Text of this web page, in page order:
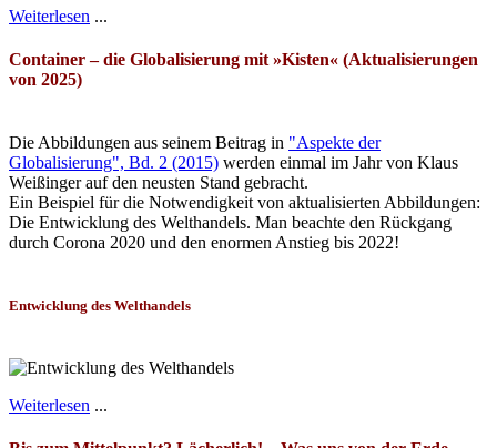
Weiterlesen ...
Container – die Globalisierung mit »Kisten« (Aktualisierungen
von 2025)
Die Abbildungen aus seinem Beitrag in "Aspekte der
Globalisierung", Bd. 2 (2015) werden einmal im Jahr von Klaus
Weißinger auf den neusten Stand gebracht.
Ein Beispiel für die Notwendigkeit von aktualisierten Abbildungen:
Die Entwicklung des Welthandels. Man beachte den Rückgang
durch Corona 2020 und den enormen Anstieg bis 2022!
Entwicklung des Welthandels
Weiterlesen ...